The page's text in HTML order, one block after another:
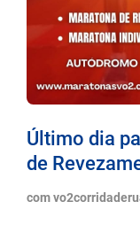
Último dia
de
com